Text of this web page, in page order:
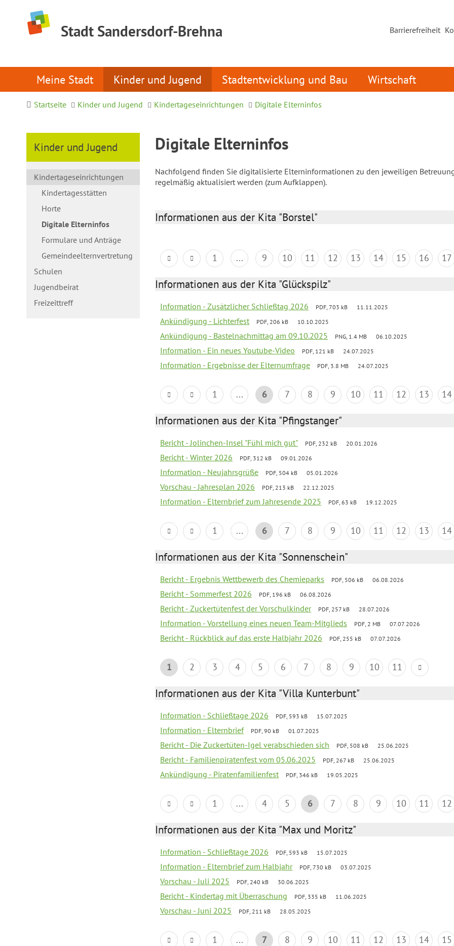
Stadt Sandersdorf-Brehna Barrierefreiheit
Meine Stadt Kinder und Jugend Stadtentwicklung und Bau Wirtschaft
Startseite Kinder und Jugend Kindertageseinrichtungen Digitale Elterninfos
Kinder und Jugend
Kindertageseinrichtungen
Kindertagesstätten
Horte
Digitale Elterninfos
Formulare und Anträge
Gemeindeelternvertretung
Schulen
Jugendbeirat
Freizeittreff
Digitale Elterninfos
Nachfolgend finden Sie digitalisierte Elterninformationen zu den jeweiligen
regelmäßig aktualisiert werden (zum Aufklappen).
Informationen aus der Kita "Borstel"
1 ... 9 10 11 12 13 14 15 16 17
Informationen aus der Kita "Glückspilz"
Information - Zusätzlicher Schließtag 2026 PDF, 703 kB 11.11.2025
Ankündigung - Lichterfest PDF, 206 kB 10.10.2025
Ankündigung - Bastelnachmittag am 09.10.2025 PNG, 1.4 MB 06.10.2025
Information - Ein neues Youtube-Video PDF, 121 kB 24.07.2025
Information - Ergebnisse der Elternumfrage PDF, 3.8 MB 24.07.2025
1 ... 6 7 8 9 10 11 12 13 14
Informationen aus der Kita "Pfingstanger"
Bericht - Jolinchen-Insel "Fühl mich gut" PDF, 232 kB 20.01.2026
Bericht - Winter 2026 PDF, 312 kB 09.01.2026
Information - Neujahrsgrüße PDF, 504 kB 05.01.2026
Vorschau - Jahresplan 2026 PDF, 213 kB 22.12.2025
Information - Elternbrief zum Jahresende 2025 PDF, 63 kB 19.12.2025
1 ... 6 7 8 9 10 11 12 13 14
Informationen aus der Kita "Sonnenschein"
Bericht - Ergebnis Wettbewerb des Chemieparks PDF, 506 kB 06.08.2026
Bericht - Sommerfest 2026 PDF, 196 kB 06.08.2026
Bericht - Zuckertütenfest der Vorschulkinder PDF, 257 kB 28.07.2026
Information - Vorstellung eines neuen Team-Mitglieds PDF, 2 MB 07.07.2026
Bericht - Rückblick auf das erste Halbjahr 2026 PDF, 255 kB 07.07.2026
1 2 3 4 5 6 7 8 9 10 11
Informationen aus der Kita "Villa Kunterbunt"
Information - Schließtage 2026 PDF, 593 kB 15.07.2025
Information - Elternbrief PDF, 90 kB 01.07.2025
Bericht - Die Zuckertüten-Igel verabschieden sich PDF, 508 kB 25.06.2025
Bericht - Familienpiratenfest vom 05.06.2025 PDF, 267 kB 25.06.2025
Ankündigung - Piratenfamilienfest PDF, 346 kB 19.05.2025
1 ... 4 5 6 7 8 9 10 11 12
Informationen aus der Kita "Max und Moritz"
Information - Schließtage 2026 PDF, 593 kB 15.07.2025
Information - Elternbrief zum Halbjahr PDF, 730 kB 03.07.2025
Vorschau - Juli 2025 PDF, 240 kB 30.06.2025
Bericht - Kindertag mit Überraschung PDF, 335 kB 11.06.2025
Vorschau - Juni 2025 PDF, 211 kB 28.05.2025
1 ... 7 8 9 10 11 12 13 14 15